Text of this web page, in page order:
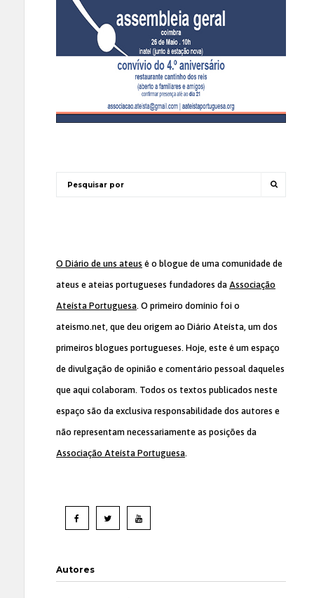
O Diário de uns ateus é o blogue de uma comunidade de
ateus e ateias portugueses fundadores da Associação
Ateísta Portuguesa. O primeiro domínio foi o
ateismo.net, que deu origem ao Diário Ateísta, um dos
primeiros blogues portugueses. Hoje, este é um espaço
de divulgação de opinião e comentário pessoal daqueles
que aqui colaboram. Todos os textos publicados neste
espaço são da exclusiva responsabilidade dos autores e
não representam necessariamente as posições da
Associação Ateísta Portuguesa.
Autores